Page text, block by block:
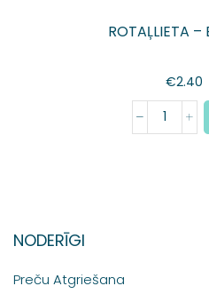
ROTAĻLIETA –
€2.40
NODERĪGI
Preču Atgriešana